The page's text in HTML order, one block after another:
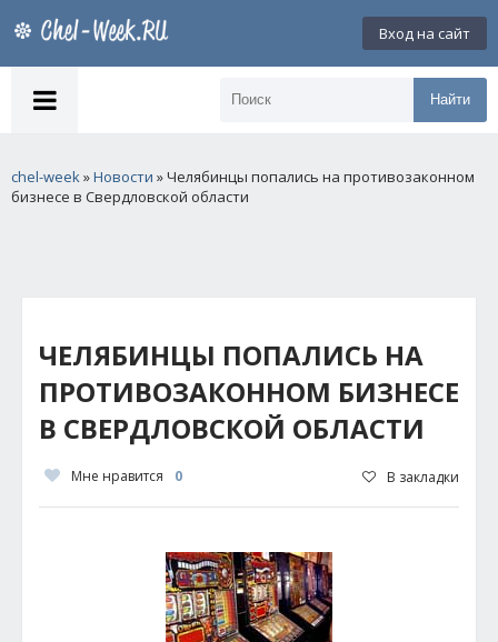
Вход на сайт
Найти
chel-week»Новости » Челябинцы попались на противозаконном
бизнесе в Свердловской области
ЧЕЛЯБИНЦЫ ПОПАЛИСЬ НА
ПРОТИВОЗАКОННОМ БИЗНЕСЕ
В СВЕРДЛОВСКОЙ ОБЛАСТИ
Мне нравится 0 В закладки